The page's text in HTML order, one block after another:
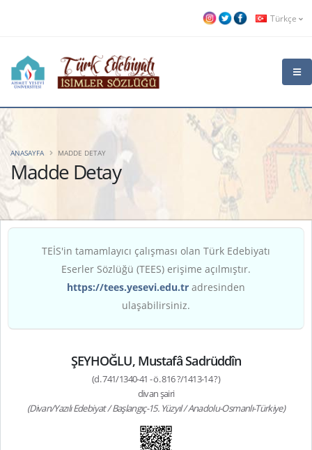
Türkçe
Madde Detay
ANASAYFA MADDE DETAY
TEİS'in tamamlayıcı çalışması olan Türk Edebiyatı
Eserler Sözlüğü (TEES) erişime açılmıştır.
https://tees.yesevi.edu.tr adresinden
ulaşabilirsiniz.
ŞEYHOĞLU, Mustafâ Sadrüddîn
(d. 741/1340-41 - ö. 816 ?/1413-14 ?)
divan şairi
(Divan/Yazılı Edebiyat / Başlangıç-15. Yüzyıl / Anadolu-Osmanlı-Türkiye)